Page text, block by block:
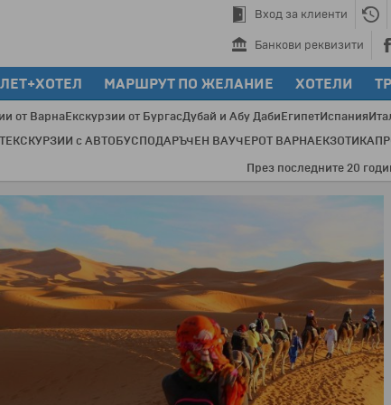
Вход за клиенти
Банкови реквизити
МАРШРУТ ПО ЖЕЛАНИЕ ХОТЕЛИ
от ВарнаЕкскурзии от БургасДубай и Абу ДабиЕгипетИспания
ЕКСКУРЗИИ с АВТОБУСПОДАРЪЧЕН ВАУЧЕРОТ ВАРНАЕКЗОТИКА
последните 20 години с Бохемия са пътували 621 729 туристи по